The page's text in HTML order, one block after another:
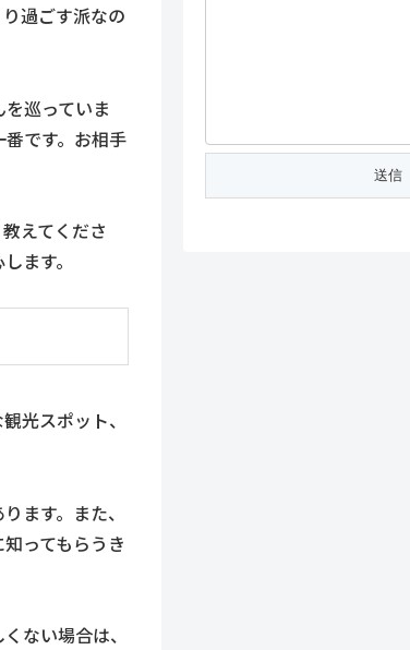
過ごす派なの
巡っていま
です。お相手
えてくださ
ます。
光スポット、
ます。また、
ってもらうき
ない場合は、